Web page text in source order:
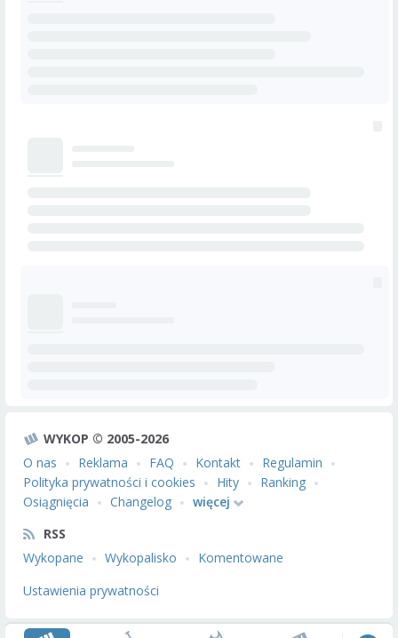
WYKOP © 2005-2026
O nas
Reklama FAQ Kontakt
Regulamin
Polityka prywatności i cookies
Hity
Ranking
Osiągnięcia
Changelog
więcej
RSS
Wykopane
Wykopalisko
Komentowane
Ustawienia prywatności